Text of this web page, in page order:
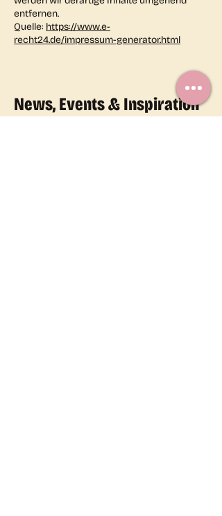
entfernen.
Quelle: https://www.e-
recht24.de/impressum-generator.html
News, Events & Inspiration